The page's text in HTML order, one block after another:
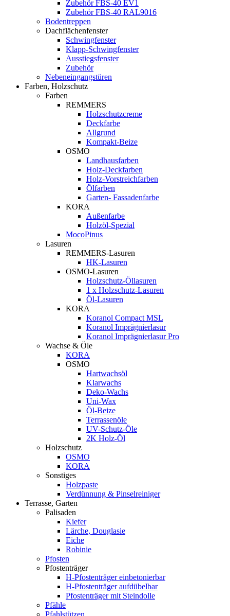
Zubehör FBS-40 EV1
Zubehör FBS-40 RAL9016
Bodentreppen
Dachflächenfenster
Schwingfenster
Klapp-Schwingfenster
Ausstiegsfenster
Zubehör
Nebeneingangstüren
Farben, Holzschutz
Farben
REMMERS
Holzschutzcreme
Deckfarbe
Allgrund
Kompakt-Beize
OSMO
Landhausfarben
Holz-Deckfarben
Holz-Vorstreichfarben
Ölfarben
Garten- Fassadenfarbe
KORA
Außenfarbe
Holzöl-Spezial
MocoPinus
Lasuren
REMMERS-Lasuren
HK-Lasuren
OSMO-Lasuren
Holzschutz-Öllasuren
1 x Holzschutz-Lasuren
Öl-Lasuren
KORA
Koranol Compact MSL
Koranol Imprägnierlasur
Koranol Imprägnierlasur Pro
Wachse & Öle
KORA
OSMO
Hartwachsöl
Klarwachs
Deko-Wachs
Uni-Wax
Öl-Beize
Terrassenöle
UV-Schutz-Öle
2K Holz-Öl
Holzschutz
OSMO
KORA
Sonstiges
Holzpaste
Verdünnung & Pinselreiniger
Terrasse, Garten
Palisaden
Kiefer
Lärche, Douglasie
Eiche
Robinie
Pfosten
Pfostenträger
H-Pfostenträger einbetonierbar
H-Pfostenträger aufdübelbar
Pfostenträger mit Steindolle
Pfähle
Pfahlstützen